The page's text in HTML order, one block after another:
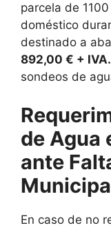
parcela de
doméstico
destinado a
892,00 € + IVA.
sondeos de
de Agua
ante
En caso de no